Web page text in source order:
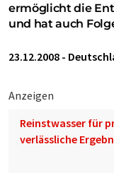
ermöglicht die
und hat auch
23.12.2008 -
Anzeigen
Reinstwasser für
verlässliche